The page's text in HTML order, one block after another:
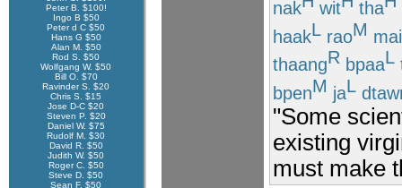
Peter B. $100!
Ingo B $50
Peter d C $50
Hans G $50
Alan M. $50
Rod S. $50
Wolfgang W. $50
Bill O. $70
Ravinder S. $20
Chris S. $15
Jose D-C $20
Steven P. $20
Daniel W. $75
Rudolf M. $30
David R. $50
Judith W. $50
Roger C. $50
Steve D. $50
Sean F. $50
nak wit tha
haakL raoM mai
thaangR bpaaL
bpenM jaL
"Some
existing
must make